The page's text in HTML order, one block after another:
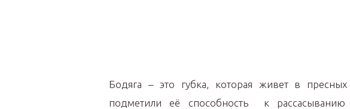
Бодяга – это губка, которая живет в
подметили её способность к рассасыванию